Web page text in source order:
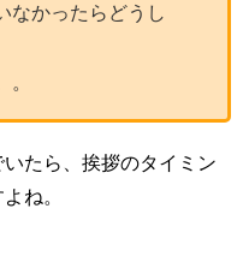
なかったらどうし
。
たら、挨拶のタイミン
ね。